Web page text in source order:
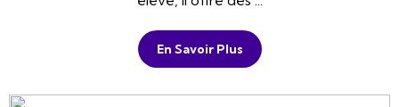
En Savoir Plus